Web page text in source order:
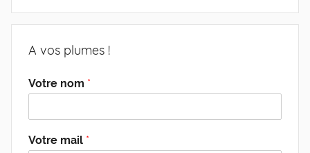
A vos plumes !
Votre nom *
Votre mail *